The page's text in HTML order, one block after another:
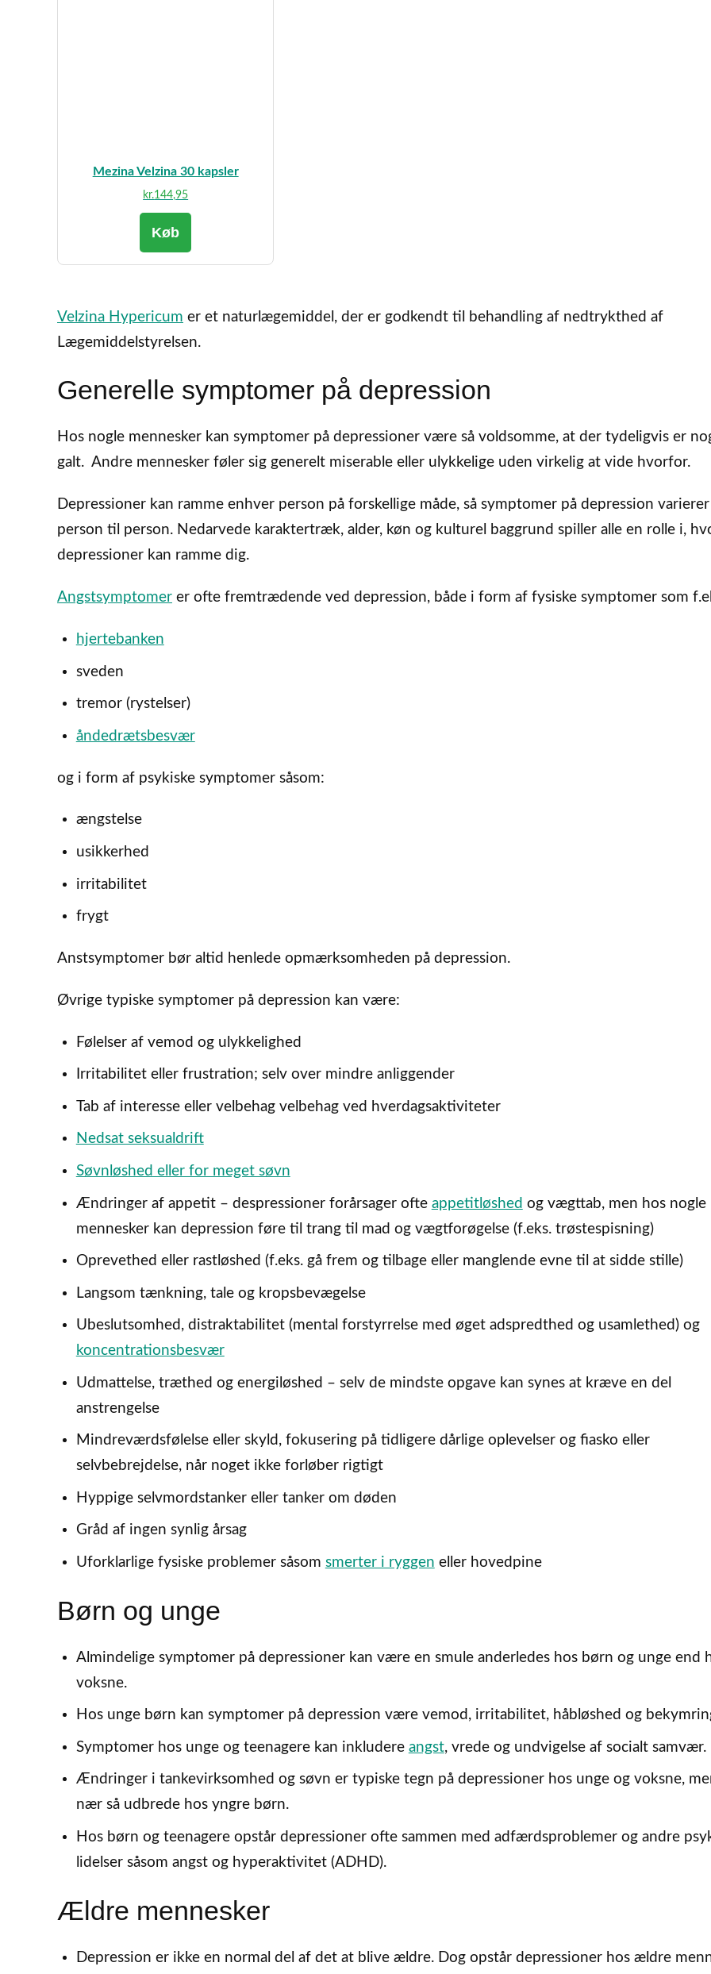
Mezina Velzina 30 kapsler
kr.144,95
Køb
Velzina Hypericum er et naturlægemiddel, der er godkendt til behandling af nedtrykthed af
Lægemiddelstyrelsen.
Generelle symptomer på depression
Hos nogle mennesker kan symptomer på depressioner være så voldsomme, at der tydeligvis er
galt. Andre mennesker føler sig generelt miserable eller ulykkelige uden virkelig at vide hvorfor.
Depressioner kan ramme enhver person på forskellige måde, så symptomer på depression
person til person. Nedarvede karaktertræk, alder, køn og kulturel baggrund spiller alle en rolle i,
depressioner kan ramme dig.
Angstsymptomer er ofte fremtrædende ved depression, både i form af fysiske symptomer som
hjertebanken
sveden
tremor (rystelser)
åndedrætsbesvær
og i form af psykiske symptomer såsom:
ængstelse
usikkerhed
irritabilitet
frygt
Anstsymptomer bør altid henlede opmærksomheden på depression.
Øvrige typiske symptomer på depression kan være:
Følelser af vemod og ulykkelighed
Irritabilitet eller frustration; selv over mindre anliggender
Tab af interesse eller velbehag velbehag ved hverdagsaktiviteter
Nedsat seksualdrift
Søvnløshed eller for meget søvn
Ændringer af appetit – despressioner forårsager ofte appetitløshed og vægttab, men hos nogle
mennesker kan depression føre til trang til mad og vægtforøgelse (f.eks. trøstespisning)
Oprevethed eller rastløshed (f.eks. gå frem og tilbage eller manglende evne til at sidde stille)
Langsom tænkning, tale og kropsbevægelse
Ubeslutsomhed, distraktabilitet (mental forstyrrelse med øget adspredthed og usamlethed) og
koncentrationsbesvær
Udmattelse, træthed og energiløshed – selv de mindste opgave kan synes at kræve en del
anstrengelse
Mindreværdsfølelse eller skyld, fokusering på tidligere dårlige oplevelser og fiasko eller
selvbebrejdelse, når noget ikke forløber rigtigt
Hyppige selvmordstanker eller tanker om døden
Gråd af ingen synlig årsag
Uforklarlige fysiske problemer såsom smerter i ryggen eller hovedpine
Børn og unge
Almindelige symptomer på depressioner kan være en smule anderledes hos børn og unge end
voksne.
Hos unge børn kan symptomer på depression være vemod, irritabilitet, håbløshed og
Symptomer hos unge og teenagere kan inkludere angst, vrede og undvigelse af socialt samvær.
Ændringer i tankevirksomhed og søvn er typiske tegn på depressioner hos unge og voksne,
nær så udbrede hos yngre børn.
Hos børn og teenagere opstår depressioner ofte sammen med adfærdsproblemer og andre
lidelser såsom angst og hyperaktivitet (ADHD).
Ældre mennesker
Depression er ikke en normal del af det at blive ældre. Dog opstår depressioner hos ældre